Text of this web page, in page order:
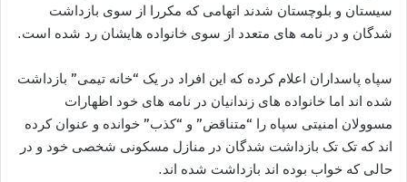
سیستان و بلوچستان شدند اتهامی که مکررا از سوی بازداشت
شدگان و در نامه های متعدد از سوی خانواده هایشان رد شده است.
سپاه پاسداران اعلام کرده که این افراد در یک “خانه تیمی” بازداشت
شده اند اما خانواده های زندانیان در نامه های خود اظهارات
مسوولان امنیتی سپاه را “متناقض” و “کذب” خوانده و عنوان کرده
اند که تک تک بازداشت شدگان در منازل مسکونی شخصی خود و در
حالی که خواب بوده اند بازداشت شده اند.